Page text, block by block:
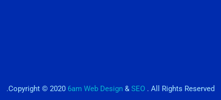
Copyright © 2020 6am Web Design & SEO . All Rights Reserved.